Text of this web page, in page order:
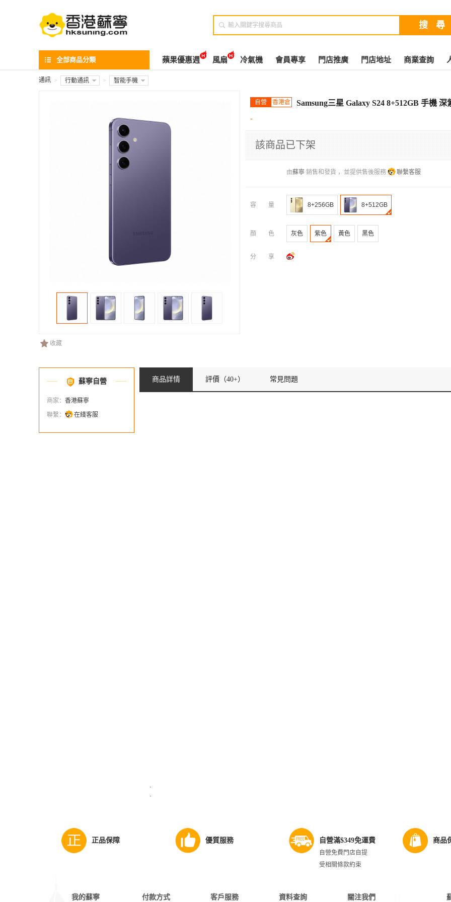

全部商品分類 蘋果優惠週 風扇 冷氣機 會員專享 門店推廣 門店地址 商業查詢
通訊 > 行動通訊 > 智能手機
收藏
自營 香港倉 Samsung三星 Galaxy S24 8+512GB 手機 深
-
該商品已下架
由蘇寧 銷售和發貨 ，並提供售後服務 聯繫客服
容量 8+256GB 8+512GB
顔色 灰色 紫色 黃色 黑色
分享
蘇寧自營
商家： 香港蘇寧
聯繫：
在綫客服
商品詳情 評價 （40+） 常見問題
·
·
正品保障 優質服務 自營滿$349免運費
自營免費門店自提
受相關條款約束
商品
我的蘇寧 付款方式 客戶服務 資料查詢 關注我們